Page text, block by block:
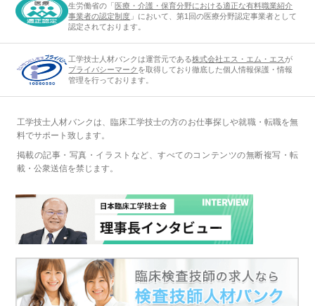
生労働省の「 医療・介護・保育分野における適正な有料職業紹介
事業者の認定制度 」において、第1回の医療分野認定事業者として
認定されております。
工学技士人材バンクは運営元である株式会社エス・エム・エスが
プライバシーマーク を取得しており徹底した個人情報保護・情報
管理を行っております。
工学技士人材バンクは、臨床工学技士の方のお仕事探しや就職・転職を無
料でサポート致します。
掲載の記事・写真・イラストなど、すべてのコンテンツの無断複写・転
載・公衆送信を禁じます。